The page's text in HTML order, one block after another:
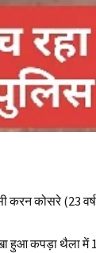
करन कोसरे (23
हुआ कपड़ा थैला में